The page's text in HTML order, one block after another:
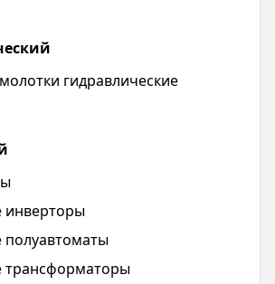
гидравлические
инверторы
трансформаторы